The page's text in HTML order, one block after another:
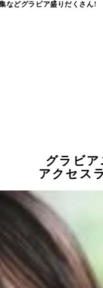
などグラビア盛りだくさん!
グラビア
アクセス